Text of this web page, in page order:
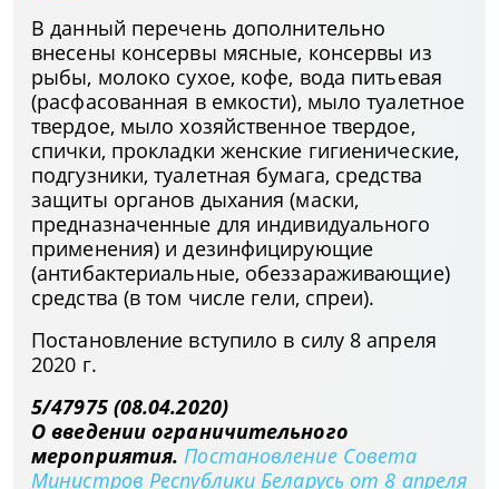
В данный перечень дополнительно
внесены консервы мясные, консервы из
рыбы, молоко сухое, кофе, вода питьевая
(расфасованная в емкости), мыло туалетное
твердое, мыло хозяйственное твердое,
спички, прокладки женские гигиенические,
подгузники, туалетная бумага, средства
защиты органов дыхания (маски,
предназначенные для индивидуального
применения) и дезинфицирующие
(антибактериальные, обеззараживающие)
средства (в том числе гели, спреи).
Постановление вступило в силу 8 апреля
2020 г.
5/47975 (08.04.2020)
О введении ограничительного
мероприятия.Постановление Совета
Министров Республики Беларусь от 8 апреля